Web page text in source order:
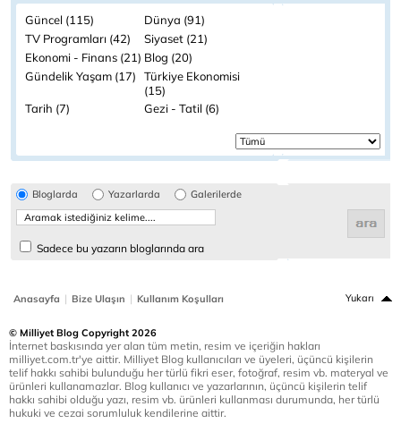
Güncel (115)
Dünya (91)
TV Programları (42)
Siyaset (21)
Ekonomi - Finans (21) Blog (20)
Gündelik Yaşam (17)
Türkiye Ekonomisi
(15)
Tarih (7) Gezi - Tatil (6)
Bloglarda Yazarlarda Galerilerde
Sadece bu yazarın bloglarında ara
Anasayfa | Bize Ulaşın | Kullanım Koşulları Yukarı
© Milliyet Blog Copyright 2026
İnternet baskısında yer alan tüm metin, resim ve içeriğin hakları
milliyet.com.tr'ye aittir. Milliyet Blog kullanıcıları ve üyeleri, üçüncü kişilerin
telif hakkı sahibi bulunduğu her türlü fikri eser, fotoğraf, resim vb. materyal ve
ürünleri kullanamazlar. Blog kullanıcı ve yazarlarının, üçüncü kişilerin telif
hakkı sahibi olduğu yazı, resim vb. ürünleri kullanması durumunda, her türlü
hukuki ve cezai sorumluluk kendilerine aittir.